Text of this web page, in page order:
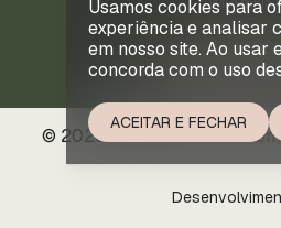
Usamos cookies para
experiência e analisar
em nosso site. Ao usar
concorda com o uso
ACEITAR E FECHAR
NOTÍCIAS
ENTRE EM
© 2026 . Prof. Ld. Dr.